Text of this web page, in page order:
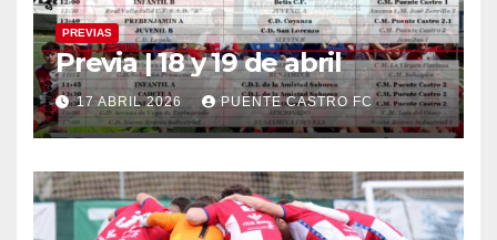
PREVIAS
Previa | 18 y 19 de abril
17 ABRIL 2026 PUENTE CASTRO FC